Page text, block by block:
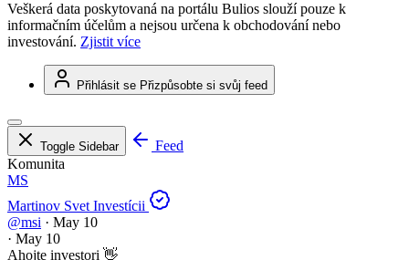
Veškerá data poskytovaná na portálu Bulios slouží pouze k
informačním účelům a nejsou určena k obchodování nebo
investování. Zjistit více
Přihlásit se Přizpůsobte si svůj feed
Toggle Sidebar
Feed
Komunita
MS
Martinov Svet Investícii
@msi · May 10
· May 10
Ahojte investori 👋